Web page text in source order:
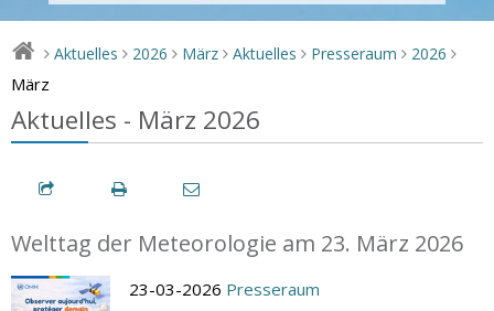
> Aktuelles > 2026 > März > Aktuelles > Presseraum > 2026 >
März
Aktuelles - März 2026
Welttag der Meteorologie am 23. März 2026
23-03-2026 Presseraum